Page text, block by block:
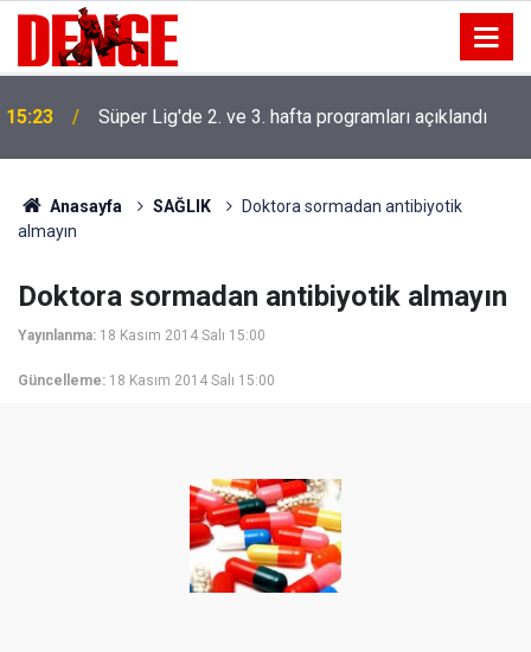
15:23 Süper Lig'de 2. ve 3. hafta programları açıklandı
Anasayfa SAĞLIK
Doktora sormadan antibiyotik
almayın
Doktora sormadan antibiyotik almayın
Yayınlanma: 18 Kasım 2014 Salı 15:00
Güncelleme: 18 Kasım 2014 Salı 15:00